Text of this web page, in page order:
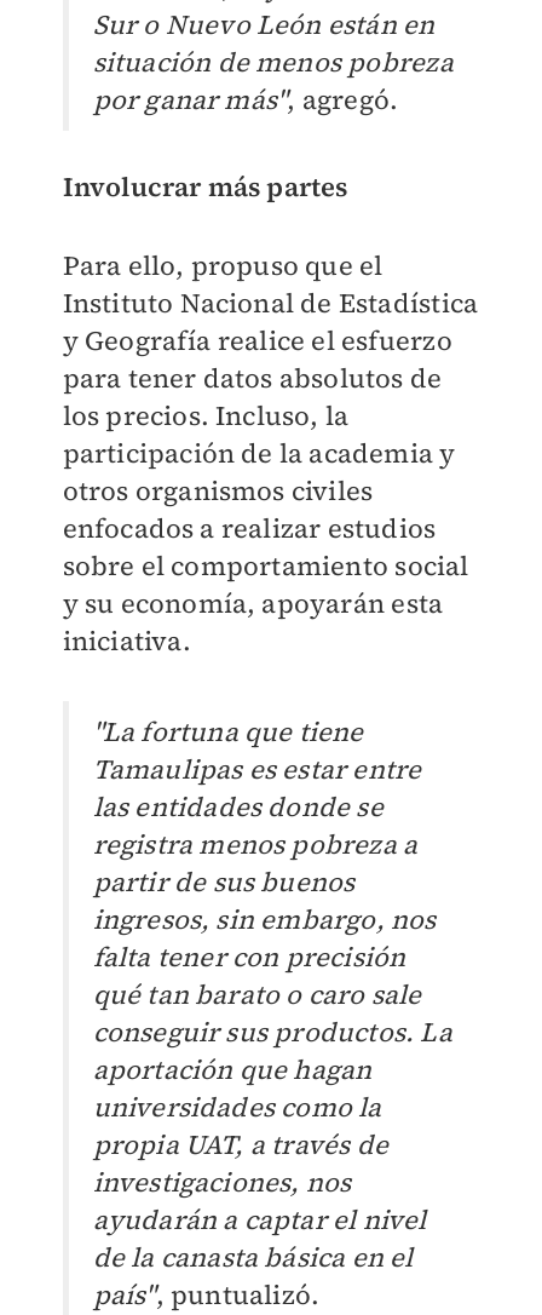
Sur o Nuevo León están en
situación de menos pobreza
por ganar más", agregó.
Involucrar más partes
Para ello, propuso que el
Instituto Nacional de Estadística
y Geografía realice el esfuerzo
para tener datos absolutos de
los precios. Incluso, la
participación de la academia y
otros organismos civiles
enfocados a realizar estudios
sobre el comportamiento social
y su economía, apoyarán esta
iniciativa.
"La fortuna que tiene
Tamaulipas es estar entre
las entidades donde se
registra menos pobreza a
partir de sus buenos
ingresos, sin embargo, nos
falta tener con precisión
qué tan barato o caro sale
conseguir sus productos. La
aportación que hagan
universidades como la
propia UAT, a través de
investigaciones, nos
ayudarán a captar el nivel
de la canasta básica en el
país", puntualizó.